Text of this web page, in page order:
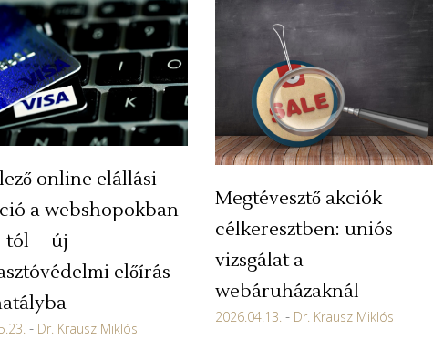
online elállási
a webshopokban
tól – új
előírás
Dr. Krausz Miklós
Megtévesztő akciók
célkeresztben: uniós
vizsgálat a
webáruházaknál
2026.04.13. Dr. Krausz Miklós